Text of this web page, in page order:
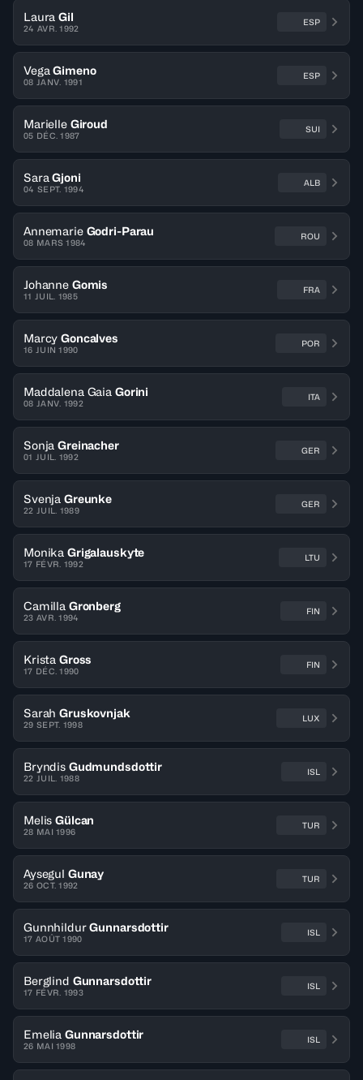
Laura Gil
24 AVR. 1992
ESP
Vega Gimeno
08 JANV. 1991
ESP
Marielle Giroud
05 DÉC. 1987
SUI
Sara Gjoni
04 SEPT. 1994
ALB
Annemarie Godri-Parau
08 MARS 1984
ROU
Johanne Gomis
11 JUIL. 1985
FRA
Marcy Goncalves
16 JUIN 1990
POR
Maddalena Gaia Gorini
08 JANV. 1992
ITA
Sonja Greinacher
01 JUIL. 1992
GER
Svenja Greunke
22 JUIL. 1989
GER
Monika Grigalauskyte
17 FÉVR. 1992
LTU
Camilla Gronberg
23 AVR. 1994
FIN
Krista Gross
17 DÉC. 1990
FIN
Sarah Gruskovnjak
29 SEPT. 1998
LUX
Bryndis Gudmundsdottir
22 JUIL. 1988
ISL
Melis Gülcan
28 MAI 1996
TUR
Aysegul Gunay
26 OCT. 1992
TUR
Gunnhildur Gunnarsdottir
17 AOÛT 1990
ISL
Berglind Gunnarsdottir
17 FÉVR. 1993
ISL
Emelia Gunnarsdottir
26 MAI 1998
ISL